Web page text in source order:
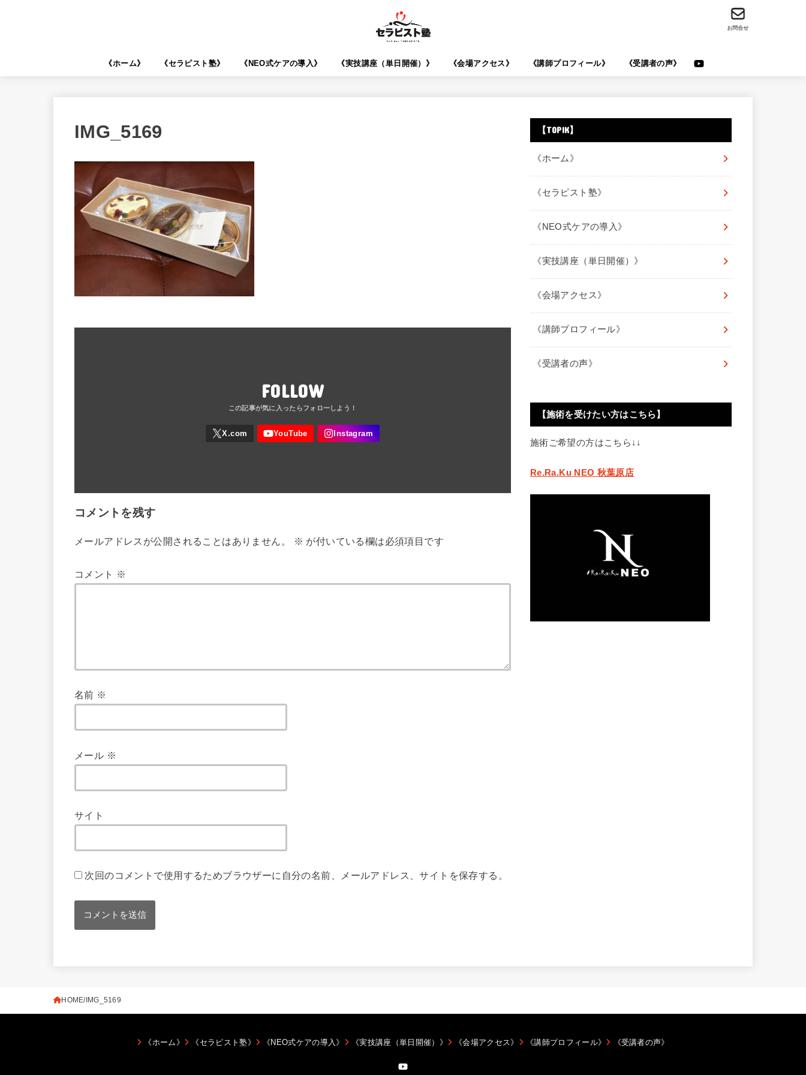
《ホーム》 《セラピスト塾》 《NEO式ケアの導入》 《実技講座（単日開催）》 《会場アクセス》 《講師プロフィール》 《受講者の声》
お問合せ
IMG_5169
FOLLOW
コメントを残す
メールアドレスが公開されることはありません。 ※ が付いている欄は必須項目です
コメント ※
名前 ※
メール ※
サイト
次回のコメントで使用するためブラウザーに自分の名前、メールアドレス、サイトを保存する。
【TOPIK】
《ホーム》
《セラピスト塾》
《NEO式ケアの導入》
《実技講座（単日開催）》
《会場アクセス》
《講師プロフィール》
《受講者の声》
【施術を受けたい方はこちら】
施術ご希望の方はこちら↓↓
Re.Ra.Ku NEO 秋葉原店
HOME IMG_5169
《ホーム》 《セラピスト塾》 《NEO式ケアの導入》 《実技講座（単日開催）》 《会場アクセス》 《講師プロフィール》 《受講者の声》